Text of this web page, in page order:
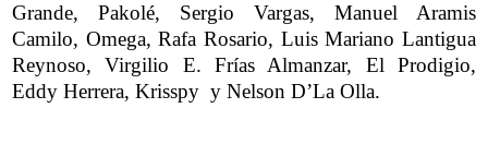
Grande, Pakolé, Sergio Vargas, Manuel Aramis
Camilo, Omega, Rafa Rosario, Luis Mariano Lantigua
Reynoso, Virgilio E. Frías Almanzar, El Prodigio,
Eddy Herrera, Krisspy y Nelson D’La Olla.